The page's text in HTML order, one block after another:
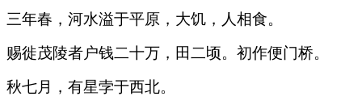
三年春，河水溢于平原，大饥，人相食。
赐徙茂陵者户钱二十万，田二顷。初作便门桥。
秋七月，有星孛于西北。